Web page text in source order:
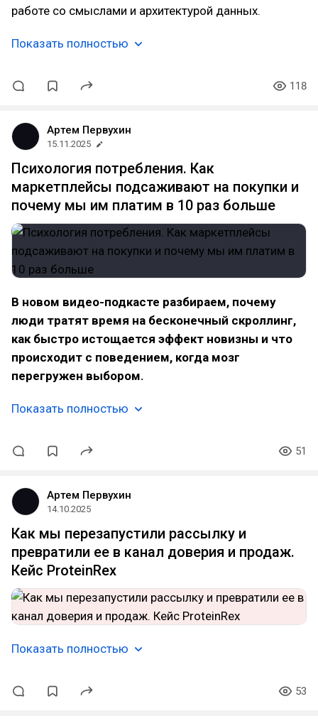
работе со смыслами и архитектурой данных.
Показать полностью
118
Артем Первухин
15.11.2025
Психология потребления. Как
маркетплейсы подсаживают на покупки и
почему мы им платим в 10 раз больше
В новом видео-подкасте разбираем, почему
люди тратят время на бесконечный скроллинг,
как быстро истощается эффект новизны и что
происходит с поведением, когда мозг
перегружен выбором.
Показать полностью
51
Артем Первухин
14.10.2025
Как мы перезапустили рассылку и
превратили ее в канал доверия и продаж.
Кейс ProteinRex
Показать полностью
53